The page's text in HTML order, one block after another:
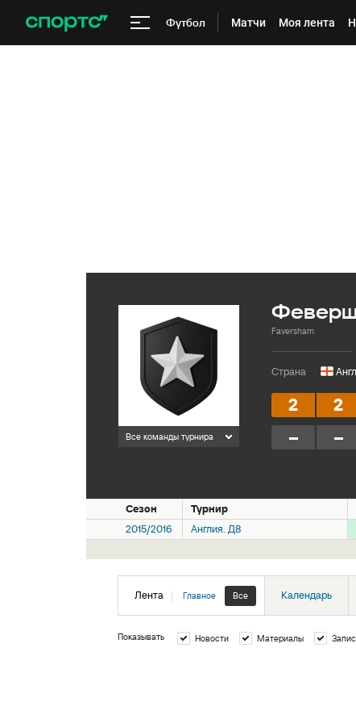
Футбол Матчи Моя лента
Все команды турнира
Faversham
Страна
2 2
– –
Сезон Турнир
2015/2016
Англия. Д8
Лента | Главное Все Календарь
Показывать Новости Материалы